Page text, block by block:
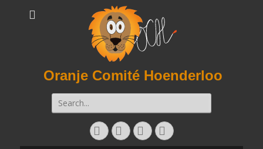
Oranje Comité Hoenderloo
Zoeken
naar:
Facebook
Twitter
E-
mail
Instagram